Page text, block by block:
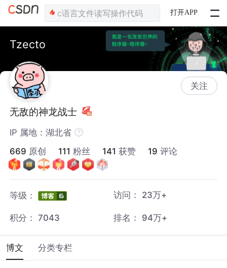
打开APP
Tzecto
关注
无敌的神龙战士
IP 属地：湖北省
669 原创 111 粉丝 141 获赞 19 评论
等级： 访问： 23万+
积分： 7043 排名： 94万+
博文 分类专栏